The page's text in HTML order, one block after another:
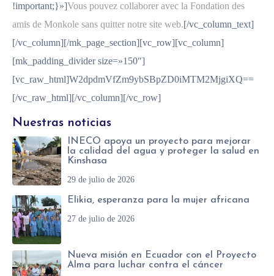
!important;}»]Vous pouvez collaborer avec la Fondation des
amis de Monkole sans quitter notre site web.[/vc_column_text]
[/vc_column][/mk_page_section][vc_row][vc_column]
[mk_padding_divider size=»150″]
[vc_raw_html]W2dpdmVfZm9ybSBpZD0iMTM2MjgiXQ==
[/vc_raw_html][/vc_column][/vc_row]
Nuestras noticias
INECO apoya un proyecto para mejorar
la calidad del agua y proteger la salud en
Kinshasa
29 de julio de 2026
Elikia, esperanza para la mujer africana
27 de julio de 2026
Nueva misión en Ecuador con el Proyecto
Alma para luchar contra el cáncer